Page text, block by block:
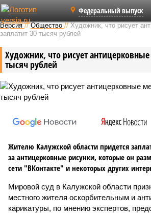
Федеральный выпуск
Версия //Общество //Художник, что рисует
заплатит 30 тысяч рублей
Художник, что рисует
тысяч рублей
Жителю Калужской области придется
за антицерковные рисунки, которые он
сети "ВКонтакте" и некоторых других
Мировой суд в Калужской области
местного жителя оскорбительным и
карикатуры, по мнению экспертов,